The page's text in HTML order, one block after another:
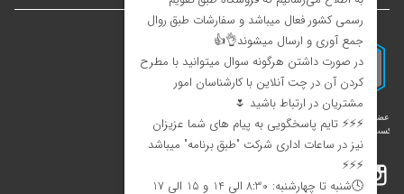
اینستاگرام